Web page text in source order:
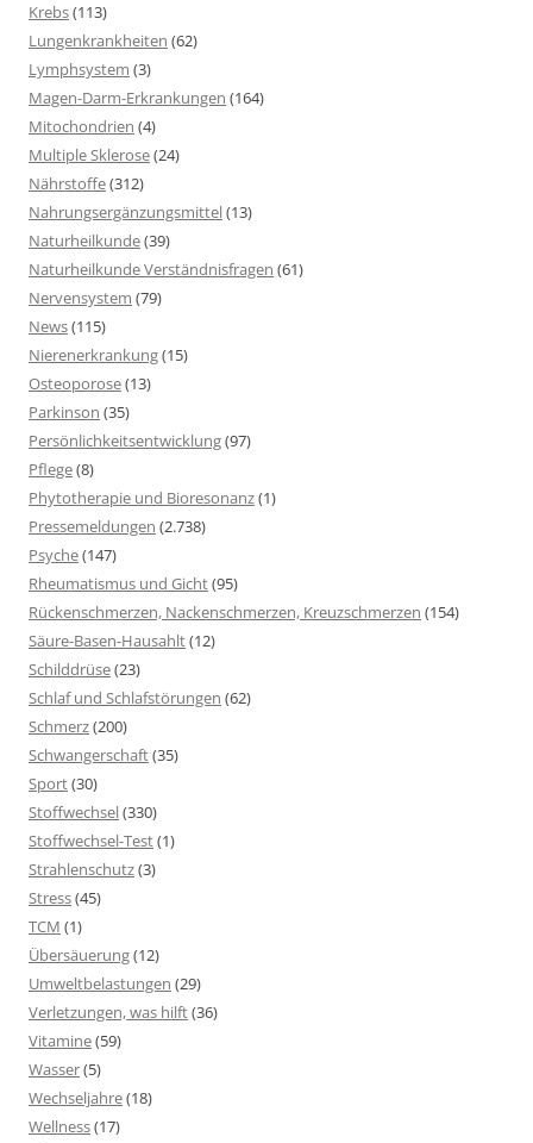
Krebs(113)
Lungenkrankheiten (62)
Lymphsystem (3)
Magen-Darm-Erkrankungen (164)
Mitochondrien (4)
Multiple Sklerose(24)
Nährstoffe(312)
Nahrungsergänzungsmittel(13)
Naturheilkunde(39)
Naturheilkunde Verständnisfragen (61)
Nervensystem (79)
News(115)
Nierenerkrankung(15)
Osteoporose(13)
Parkinson (35)
Persönlichkeitsentwicklung(97)
Pflege(8)
Phytotherapie und Bioresonanz(1)
Pressemeldungen (2.738)
Psyche(147)
Rheumatismus und Gicht(95)
Rückenschmerzen, Nackenschmerzen, Kreuzschmerzen (154)
Säure-Basen-Hausahlt(12)
Schilddrüse(23)
Schlaf und Schlafstörungen (62)
Schmerz(200)
Schwangerschaft(35)
Sport(30)
Stoffwechsel(330)
Stoffwechsel-Test(1)
Strahlenschutz(3)
Stress(45)
TCM (1)
Übersäuerung(12)
Umweltbelastungen (29)
Verletzungen, was hilft(36)
Vitamine(59)
Wasser(5)
Wechseljahre(18)
Wellness(17)